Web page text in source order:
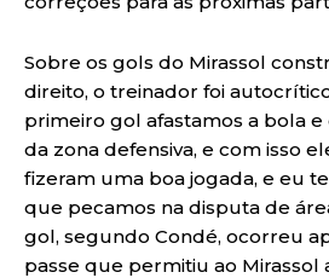
Sobre os gols do Mirassol
direito, o treinador foi
primeiro gol afastamos a bola e
da zona defensiva, e com isso
fizeram uma boa jogada, e eu
que pecamos na disputa de
gol, segundo Condé, ocorreu
passe que permitiu ao Mirassol